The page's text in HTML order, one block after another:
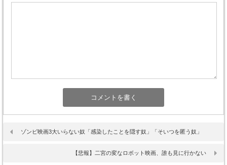
ゾンビ映画3大いらない奴「感染したことを隠す奴」「そいつを匿う奴」
【悲報】二宮の変なロボット映画、誰も見に行かない